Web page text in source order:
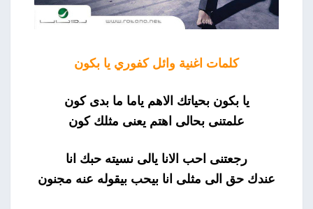
كلمات اغنية وائل كفوري يا بكون
يا بكون بحياتك الاهم ياما ما بدى كون
علمتنى بحالى اهتم يعنى مثلك كون
رجعتنى احب الانا يالى نسيته حبك انا
عندك حق الى مثلى انا بيحب بيقوله عنه مجنون